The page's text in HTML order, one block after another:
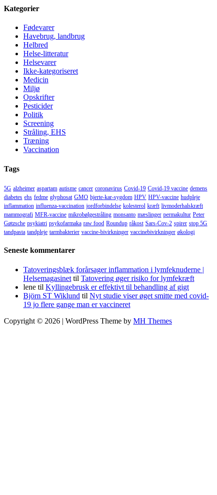
Kategorier
Fødevarer
Havebrug, landbrug
Helbred
Helse-litteratur
Helsevarer
Ikke-kategoriseret
Medicin
Miljø
Opskrifter
Pesticider
Politik
Screening
Stråling, EHS
Træning
Vaccination
Tags
5G alzheimer aspartam autisme cancer coronavirus Covid-19 Covid-19 vaccine demens
diabetes ehs fedme glyphosat GMO hjerte-kar-sygdom HPV HPV-vaccine hudpleje
inflammation influenza-vaccination jordforbindelse kolesterol kræft livmoderhalskræft
mammografi MFR-vaccine mikrobølgestråling monsanto mæslinger permakultur Peter
Gøtzsche psykiatri psykofarmaka raw food Roundup råkost Sars-Cov-2 spirer stop 5G
tandpasta tandpleje tarmbakterier vaccine-bivirkninger vaccinebivirkninger økologi
Seneste kommentarer
Tatoveringsblæk forårsager inflammation i lymfeknuderne |
Helsemagasinet til Tatovering øger risiko for lymfekræft
lene til Kyllingebrusk er effektivt til behandling af gigt
Björn ST Wiklund til Nyt studie viser øget smitte med covid-
19 jo flere gange man er vaccineret
Copyright © 2026 | WordPress Theme by MH Themes